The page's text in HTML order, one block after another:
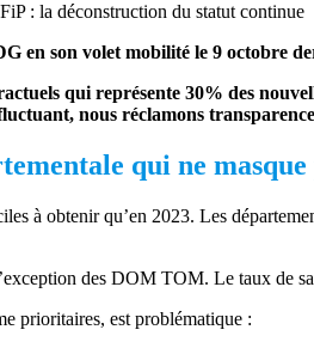
: la déconstruction du statut continue
en son volet mobilité le 9 octobre
qui représente 30% des
nous réclamons
qui ne
à obtenir qu’en 2023. Les
des DOM TOM. Le taux de
prioritaires, est problématique :